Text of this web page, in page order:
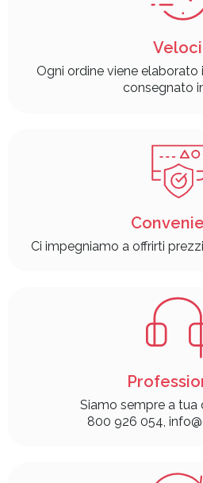
Veloci
Ogni ordine viene elaborato
consegnato
Ci impegniamo a offrirti
Siamo sempre a tua
800 926 054,